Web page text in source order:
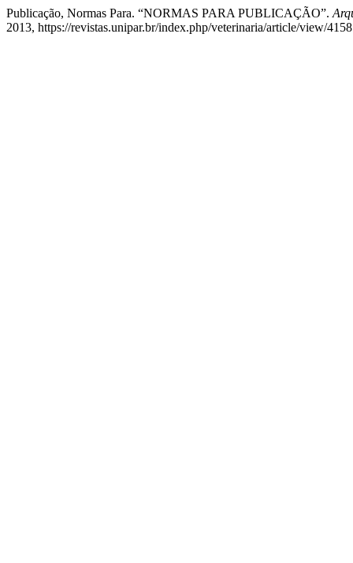
Publicação, Normas Para. “NORMAS PARA PUBLICAÇÃO”.
2013, https://revistas.unipar.br/index.php/veterinaria/article/view/